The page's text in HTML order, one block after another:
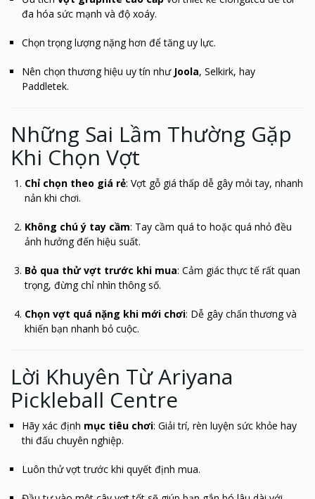
đa hóa sức mạnh và độ xoáy.
Chọn trọng lượng nặng hơn để tăng uy lực.
Nên chọn thương hiệu uy tín như Joola, Selkirk, hay
Paddletek.
Những Sai Lầm Thường Gặp
Khi Chọn Vợt
Chỉ chọn theo giá rẻ: Vợt gỗ giá thấp dễ gây mỏi tay, nhanh
nản khi chơi.
Không chú ý tay cầm: Tay cầm quá to hoặc quá nhỏ đều
ảnh hưởng đến hiệu suất.
Bỏ qua thử vợt trước khi mua: Cảm giác thực tế rất quan
trọng, đừng chỉ nhìn thông số.
Chọn vợt quá nặng khi mới chơi: Dễ gây chấn thương và
khiến bạn nhanh bỏ cuộc.
Lời Khuyên Từ Ariyana
Pickleball Centre
Hãy xác định mục tiêu chơi: Giải trí, rèn luyện sức khỏe hay
thi đấu chuyên nghiệp.
Luôn thử vợt trước khi quyết định mua.